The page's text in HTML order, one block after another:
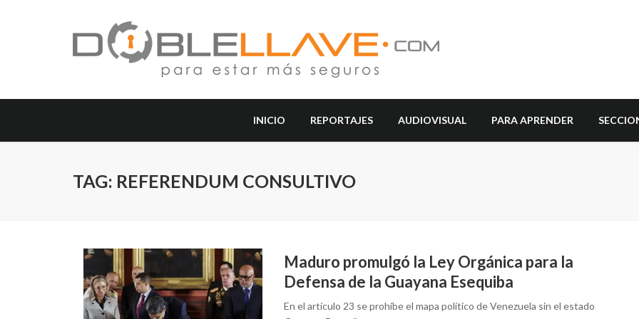
INICIO REPORTAJES AUDIOVISUAL PARA APRENDER
TAG: REFERENDUM CONSULTIVO
Maduro promulgó la Ley Orgánica para la
Defensa de la Guayana Esequiba
En el artículo 23 se prohíbe el mapa político de Venezuela sin el estado